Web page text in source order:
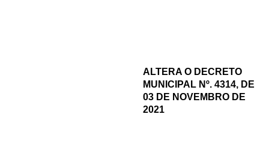
ALTERA O DECRETO
MUNICIPAL Nº.4314, DE
03 DE NOVEMBRO DE
2021